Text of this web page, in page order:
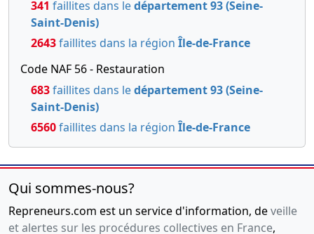
341 faillites dans ledépartement 93 (Seine-
Saint-Denis)
2643faillites dans la région Île-de-France
Code NAF 56 - Restauration
683faillites dans ledépartement 93 (Seine-
Saint-Denis)
6560faillites dans la région Île-de-France
Qui sommes-nous?
Repreneurs.com est un service d'information, deveille
et alertes sur les procédures collectives en France,